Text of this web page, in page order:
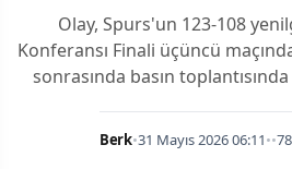
Olay, Spurs'un 123-108
Konferansı Finali üçüncü
sonrasında basın toplantısında
Berk•31 Mayıs 2026 06:11••